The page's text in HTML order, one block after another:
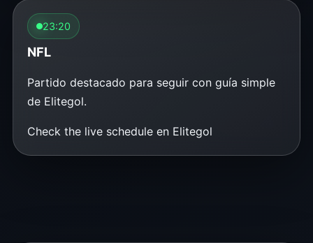
23:20
NFL
Partido destacado para seguir con guía simple
de Elitegol.
Check the live schedule en Elitegol